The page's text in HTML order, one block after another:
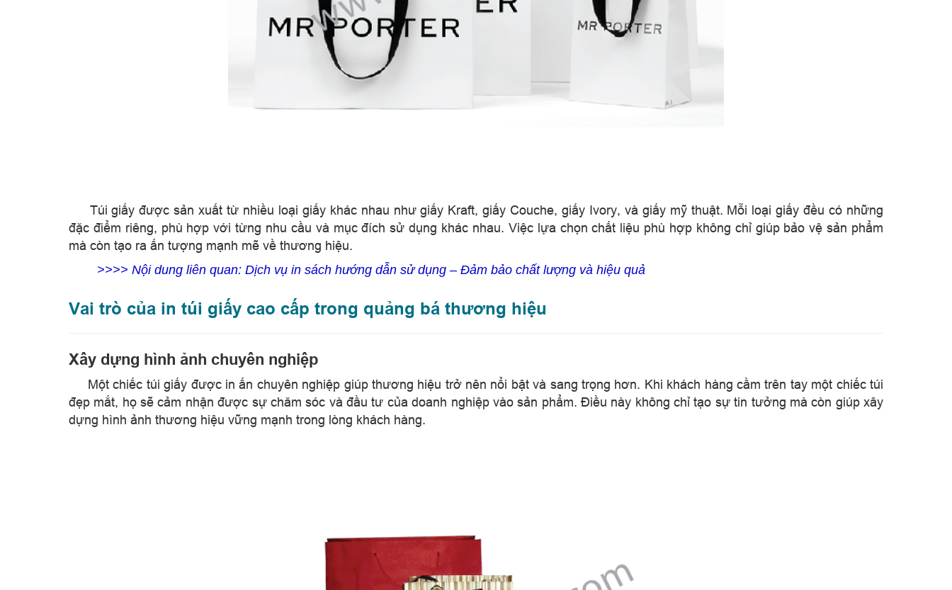
Túi giấy được sản xuất từ nhiều loại giấy khác nhau như giấy Kraft, giấy Couche, giấy Ivory, và giấy mỹ thuật. Mỗi loại giấy đều có những
đặc điểm riêng, phù hợp với từng nhu cầu và mục đích sử dụng khác nhau. Việc lựa chọn chất liệu phù hợp không chỉ giúp bảo vệ sản phẩm
mà còn tạo ra ấn tượng mạnh mẽ về thương hiệu.
>>>> Nội dung liên quan: Dịch vụ in sách hướng dẫn sử dụng – Đảm bảo chất lượng và hiệu quả
Vai trò của in túi giấy cao cấp trong quảng bá thương hiệu
Xây dựng hình ảnh chuyên nghiệp
Một chiếc túi giấy được in ấn chuyên nghiệp giúp thương hiệu trở nên nổi bật và sang trọng hơn. Khi khách hàng cầm trên tay một chiếc túi
đẹp mắt, họ sẽ cảm nhận được sự chăm sóc và đầu tư của doanh nghiệp vào sản phẩm. Điều này không chỉ tạo sự tin tưởng mà còn giúp xây
dựng hình ảnh thương hiệu vững mạnh trong lòng khách hàng.